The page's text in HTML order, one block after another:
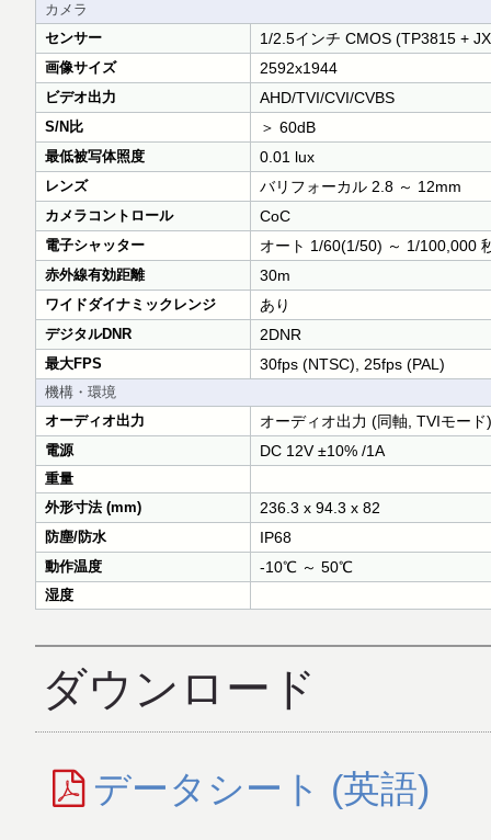
カメラ
センサー
1/2.5インチ CMOS (TP3815 +
画像サイズ 2592x1944
ビデオ出力 AHD/TVI/CVI/CVBS
S/N比 ＞ 60dB
最低被写体照度 0.01 lux
レンズ バリフォーカル 2.8 ～ 12mm
カメラコントロール CoC
電子シャッター オート 1/60(1/50) ～ 1/100,000
赤外線有効距離 30m
ワイドダイナミックレンジ あり
デジタルDNR 2DNR
最大FPS 30fps (NTSC), 25fps (PAL)
機構・環境
オーディオ出力
オーディオ出力 (同軸, TVIモード)
電源 DC 12V ±10% /1A
重量
外形寸法 (mm)
236.3 x 94.3 x 82
防塵/防水 IP68
動作温度 -10℃ ～ 50℃
湿度
ダウンロード
データシート (英語)